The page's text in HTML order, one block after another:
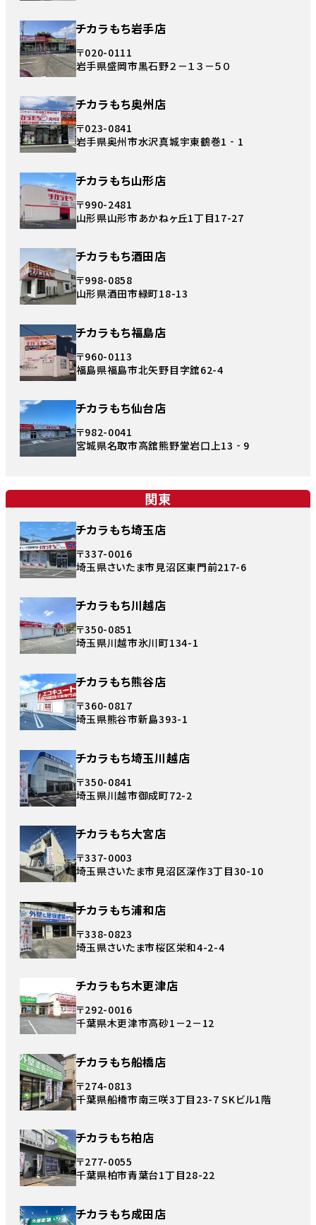
チカラもち岩手店
〒020-0111
岩手県盛岡市黒石野２－１３－５０
チカラもち奥州店
〒023-0841
岩手県奥州市水沢真城宇東鶴巻1‐1
チカラもち山形店
〒990-2481
山形県山形市あかねヶ丘1丁目17-27
チカラもち酒田店
〒998-0858
山形県酒田市緑町18-13
チカラもち福島店
〒960-0113
福島県福島市北矢野目字舘62-4
チカラもち仙台店
〒982-0041
宮城県名取市高舘熊野堂岩口上13‐9
関東
チカラもち埼玉店
〒337-0016
埼玉県さいたま市見沼区東門前217-6
チカラもち川越店
〒350-0851
埼玉県川越市氷川町134-1
チカラもち熊谷店
〒360-0817
埼玉県熊谷市新島393-1
チカラもち埼玉川越店
〒350-0841
埼玉県川越市御成町72-2
チカラもち大宮店
〒337-0003
埼玉県さいたま市見沼区深作3丁目30-10
チカラもち浦和店
〒338-0823
埼玉県さいたま市桜区栄和4-2-4
チカラもち木更津店
〒292-0016
千葉県木更津市高砂1－2－12
チカラもち船橋店
〒274-0813
千葉県船橋市南三咲3丁目23-7 SKビル1階
チカラもち柏店
〒277-0055
千葉県柏市青葉台1丁目28-22
チカラもち成田店